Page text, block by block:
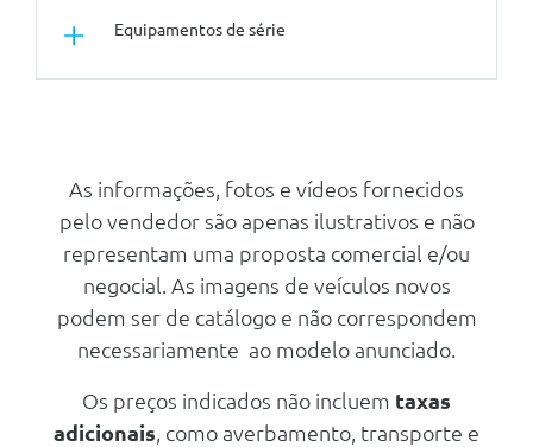
Pintura Metalizada
Vidros Traseiros Escurecidos
Outros
Hold Assist
Segurança Activa
Control Adaptativo Sem
Limitador De Velocidade
Equipamentos de série
Reconhecimento De Sinais De
Transito
Controlo De Tracção
Farois Em Led E Farois Traseiros
Com Elementos Incandescentes
Sistema De Aviso Da Pressao Dos
Lane Departure Warning And
Emergency Assist
As informações, fotos e vídeos fornecidos
pelo vendedor são apenas ilustrativos e não
representam uma proposta comercial e/ou
negocial. As imagens de veículos novos
podem ser de catálogo e não correspondem
necessariamente ao modelo anunciado.
Os preços indicados não incluem taxas
adicionais , como averbamento, transporte e